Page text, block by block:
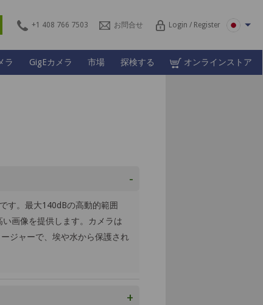
+1 408 766 7503 お問合せ Login / Register
ラ GigEカメラ 市場 探検する オンラインストア
-
す。最大140dBの高動的範囲
い画像を提供します。カメラは
ジャーで、埃や水から保護され
+